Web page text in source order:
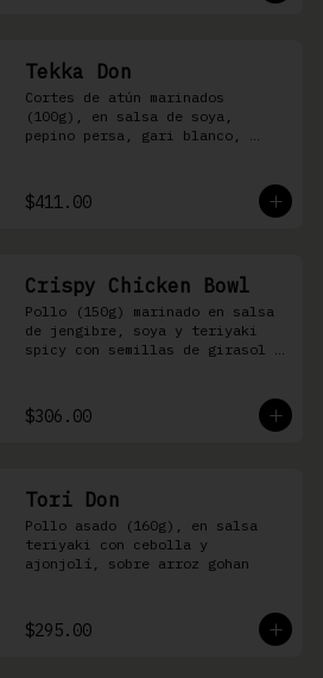
Tekka Don
Cortes de atún marinados
(100g), en salsa de soya,
pepino persa, gari blanco,
$411.00
Crispy Chicken Bowl
Pollo (150g) marinado en salsa
de jengibre, soya y teriyaki
spicy con semillas de girasol y
$306.00
Tori Don
Pollo asado (160g), en salsa
teriyaki con cebolla y
ajonjolí, sobre arroz gohan
$295.00